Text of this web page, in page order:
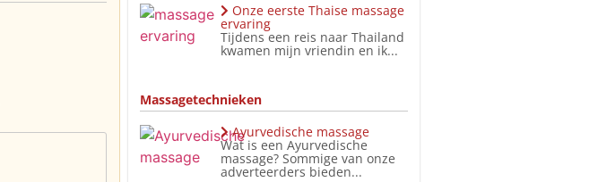
Onze eerste Thaise massage
ervaring
Tijdens een reis naar Thailand
kwamen mijn vriendin en ik...
Massagetechnieken
Ayurvedische massage
Wat is een Ayurvedische
massage? Sommige van onze
adverteerders bieden...